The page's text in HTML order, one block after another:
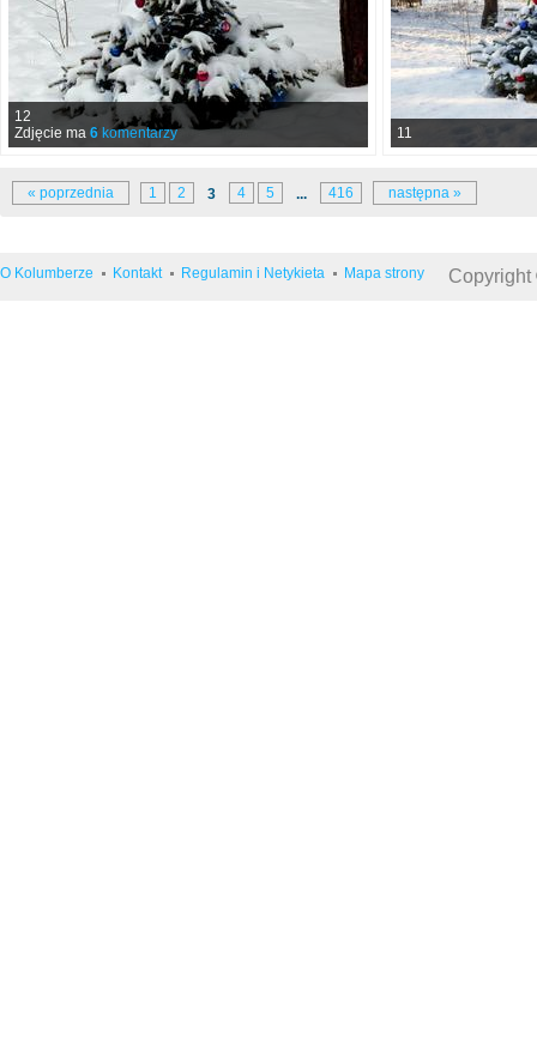
12
Zdjęcie ma 6 komentarzy 11
« poprzednia 1 2 3 4 5 ... 416 następna »
O Kolumberze Kontakt Regulamin i Netykieta Mapa strony